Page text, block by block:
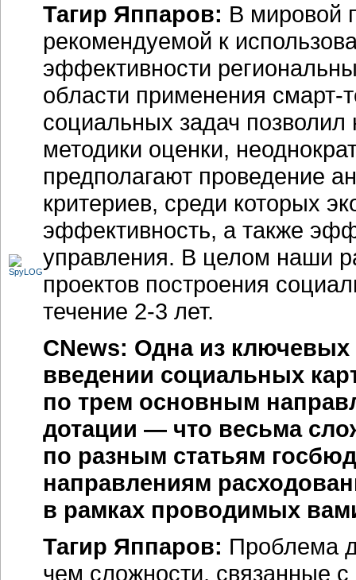
Тагир Яппаров: В мировой
рекомендуемой к
эффективности
области применения смарт-
социальных задач
методики оценки,
предполагают проведение
критериев, среди которых
эффективность, а также
управления. В целом наши
проектов построения
течение 2-3 лет.
CNews: Одна из
введении социальных
по трем основным
дотации — что весьма
по разным статьям
направлениям
в рамках проводимых
Тагир Яппаров: Проблема
чем сложности, связанные с